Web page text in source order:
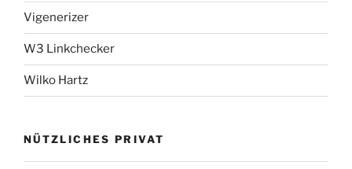
Vigenerizer
W3 Linkchecker
Wilko Hartz
NÜTZLICHES PRIVAT